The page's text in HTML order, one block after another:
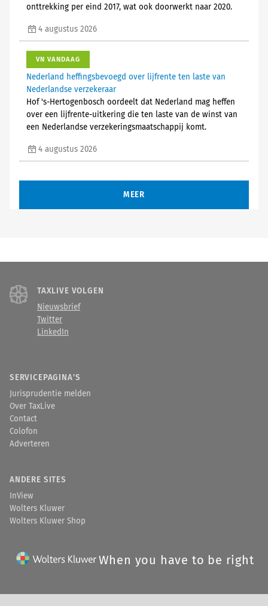
onttrekking per eind 2017, wat ook doorwerkt naar 2020.
4 augustus 2026
VN VANDAAG
Nederland heffingsbevoegd over lijfrente ten laste van
Nederlandse verzekeraar
Hof 's-Hertogenbosch oordeelt dat Nederland mag heffen
over een lijfrente-uitkering die ten laste van de winst van
een Nederlandse verzekeringsmaatschappij komt.
4 augustus 2026
MEER
TAXLIVE VOLGEN
Nieuwsbrief
Twitter
LinkedIn
SERVICEPAGINA'S
Jurisprudentie melden
Over TaxLive
Contact
Colofon
Adverteren
ANDERE SITES
InView
Wolters Kluwer
Wolters Kluwer Shop
When you have to be right